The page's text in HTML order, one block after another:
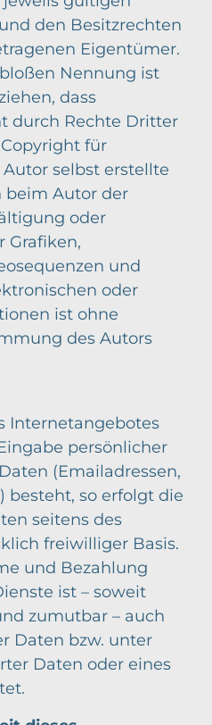
den Besitzrechten
Eigentümer.
Nennung ist
dass
durch Rechte Dritter
für
selbst erstellte
beim Autor der
oder
Grafiken,
und
oder
ist ohne
des Autors
Internetangebotes
persönlicher
(Emailadressen,
besteht, so erfolgt die
seitens des
freiwilliger Basis.
und Bezahlung
ist – soweit
zumutbar – auch
Daten bzw. unter
Daten oder eines